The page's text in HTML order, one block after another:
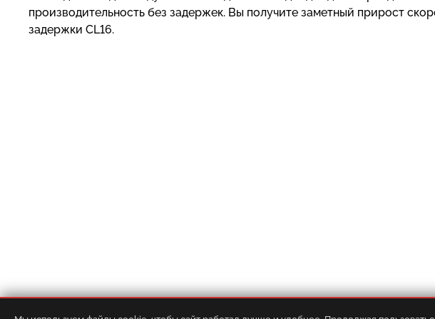
производительность без задержек. Вы получите заметный прирост
задержки CL16.